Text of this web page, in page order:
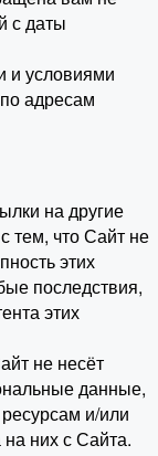
с даты
и условиями
адресам
на другие
тем, что Сайт не
этих
последствия,
этих
не несёт
данные,
и/или
них с Сайта.